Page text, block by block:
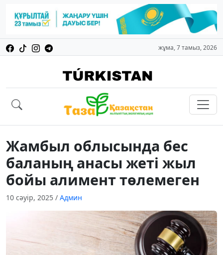
жұма, 7 тамыз, 2026
Жамбыл облысында бес
баланың анасы жеті жыл
бойы алимент төлемеген
10 сәуір, 2025 / Админ